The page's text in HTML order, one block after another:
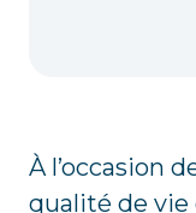
À l’occasion
qualité de